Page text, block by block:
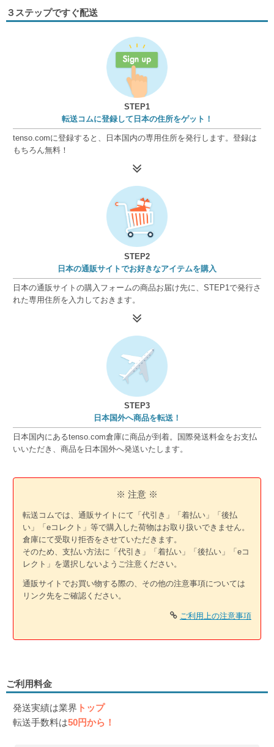
３ステップですぐ配送
STEP1
転送コムに登録して日本の住所をゲット！
tenso.comに登録すると、日本国内の専用住所を発行します。登録は
もちろん無料！
STEP2
日本の通販サイトでお好きなアイテムを購入
日本の通販サイトの購入フォームの商品お届け先に、STEP1で発行さ
れた専用住所を入力しておきます。
STEP3
日本国外へ商品を転送！
日本国内にあるtenso.com倉庫に商品が到着。国際発送料金をお支払
いいただき、商品を日本国外へ発送いたします。
※ 注意 ※
転送コムでは、通販サイトにて「代引き」「着払い」「後払
い」「eコレクト」等で購入した荷物はお取り扱いできません。
倉庫にて受取り拒否をさせていただきます。
そのため、支払い方法に「代引き」「着払い」「後払い」「eコ
レクト」を選択しないようご注意ください。
通販サイトでお買い物する際の、その他の注意事項については
リンク先をご確認ください。
ご利用上の注意事項
ご利用料金
発送実績は業界 トップ
転送手数料は50円から！